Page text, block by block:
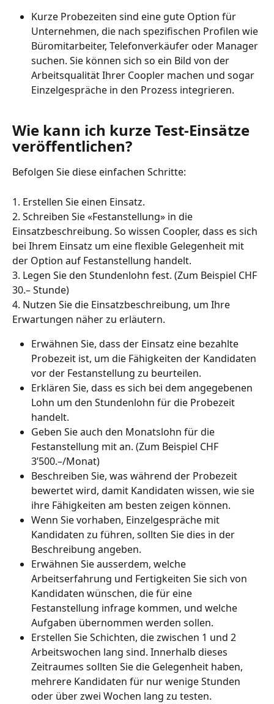
Kurze Probezeiten sind eine gute Option für
Unternehmen, die nach spezifischen Profilen wie
Büromitarbeiter, Telefonverkäufer oder Manager
suchen. Sie können sich so ein Bild von der
Arbeitsqualität Ihrer Coopler machen und sogar
Einzelgespräche in den Prozess integrieren.
Wie kann ich kurze Test-Einsätze
veröffentlichen?
Befolgen Sie diese einfachen Schritte:
1. Erstellen Sie einen Einsatz.
2. Schreiben Sie «Festanstellung» in die
Einsatzbeschreibung. So wissen Coopler, dass es sich
bei Ihrem Einsatz um eine flexible Gelegenheit mit
der Option auf Festanstellung handelt.
3. Legen Sie den Stundenlohn fest. (Zum Beispiel CHF
30.– Stunde)
4. Nutzen Sie die Einsatzbeschreibung, um Ihre
Erwartungen näher zu erläutern.
Erwähnen Sie, dass der Einsatz eine bezahlte
Probezeit ist, um die Fähigkeiten der Kandidaten
vor der Festanstellung zu beurteilen.
Erklären Sie, dass es sich bei dem angegebenen
Lohn um den Stundenlohn für die Probezeit
handelt.
Geben Sie auch den Monatslohn für die
Festanstellung mit an. (Zum Beispiel CHF
3’500.–/Monat)
Beschreiben Sie, was während der Probezeit
bewertet wird, damit Kandidaten wissen, wie sie
ihre Fähigkeiten am besten zeigen können.
Wenn Sie vorhaben, Einzelgespräche mit
Kandidaten zu führen, sollten Sie dies in der
Beschreibung angeben.
Erwähnen Sie ausserdem, welche
Arbeitserfahrung und Fertigkeiten Sie sich von
Kandidaten wünschen, die für eine
Festanstellung infrage kommen, und welche
Aufgaben übernommen werden sollen.
Erstellen Sie Schichten, die zwischen 1 und 2
Arbeitswochen lang sind. Innerhalb dieses
Zeitraumes sollten Sie die Gelegenheit haben,
mehrere Kandidaten für nur wenige Stunden
oder über zwei Wochen lang zu testen.